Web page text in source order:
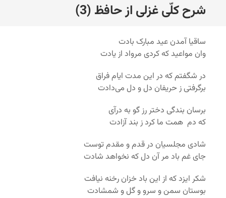
رفتن
به
شرح کلّی غزلی از حافظ (3)
ساقیا آمدن عید مبارک بادت
وان مواعید که کردی مرواد از یادت
در شگفتم که در این مدت ایام فراق
برگرفتی ز حریفان دل و دل می‌دادت
برسان بندگی دختر رز گو به درآی
که دم همت ما کرد ز بند آزادت
شادی مجلسیان در قدم و مقدم توست
جای غم باد مر آن دل که نخواهد شادت
شکر ایزد که از این باد خزان رخنه نیافت
بوستان سمن و سرو و گل و شمشادت